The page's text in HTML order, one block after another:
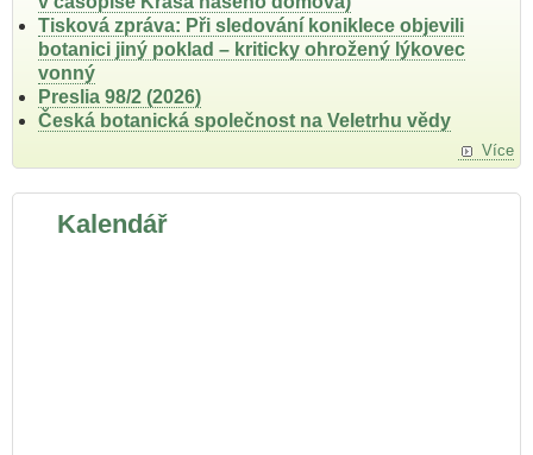
Tisková zpráva: Při sledování koniklece objevili
botanici jiný poklad – kriticky ohrožený lýkovec
vonný
Preslia 98/2 (2026)
Česká botanická společnost na Veletrhu vědy
Více
Kalendář